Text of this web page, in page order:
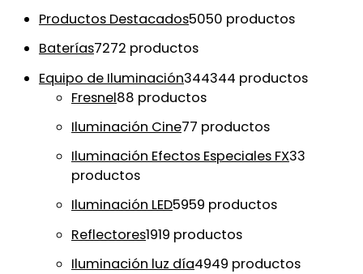
Productos Destacados5050 productos
Baterías7272 productos
Equipo de Iluminación344344 productos
Fresnel88 productos
Iluminación Cine77 productos
Iluminación Efectos Especiales FX33
productos
Iluminación LED5959 productos
Reflectores1919 productos
Iluminación luz día4949 productos